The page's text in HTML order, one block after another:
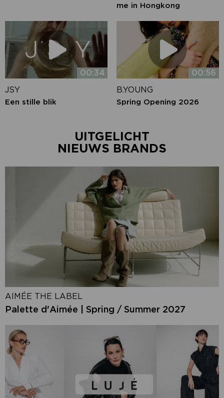
me in Hongkong
00:34
JSY
Een stille blik
00:56
B.YOUNG
Spring Opening 2026
UITGELICHT
NIEUWS BRANDS
AIMÉE THE LABEL
Palette d'Aimée | Spring / Summer 2027